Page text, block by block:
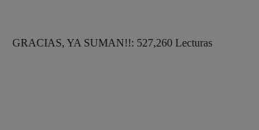
GRACIAS, YA SUMAN!!: 527,260 Lecturas